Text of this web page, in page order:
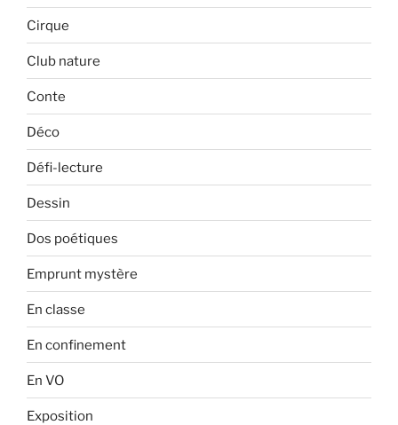
Cirque
Club nature
Conte
Déco
Défi-lecture
Dessin
Dos poétiques
Emprunt mystère
En classe
En confinement
En VO
Exposition